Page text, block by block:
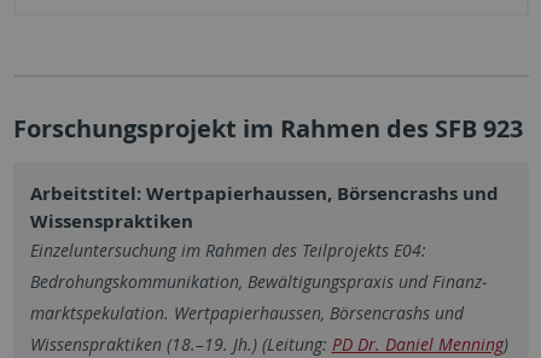
Forschungsprojekt im Rahmen des SFB 923
Arbeitstitel: Wertpapierhaussen, Börsencrashs und
Wissenspraktiken
Einzel­unter­suchung im Rahmen des Teil­projekts E04:
Bedrohungs­kommunikation, Bewältigungs­praxis und Finanz­
markt­spekulation. Wert­papier­haussen, Börsen­crashs und
Wissens­praktiken (18.–19. Jh.) (Leitung: PD Dr. Daniel Menning)